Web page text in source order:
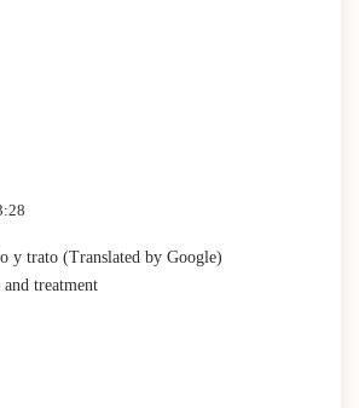
y trato (Translated by Google)
treatment